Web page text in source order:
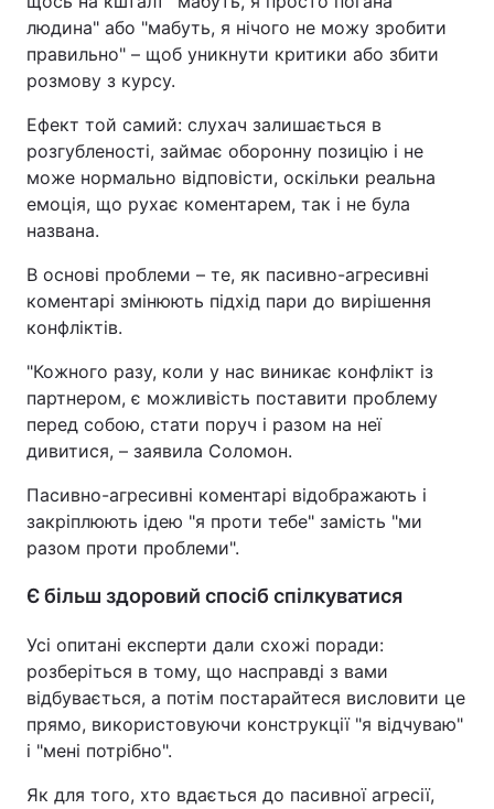
людина" або "мабуть, я нічого не можу зробити
правильно" – щоб уникнути критики або збити
розмову з курсу.
Ефект той самий: слухач залишається в
розгубленості, займає оборонну позицію і не
може нормально відповісти, оскільки реальна
емоція, що рухає коментарем, так і не була
названа.
В основі проблеми – те, як пасивно-агресивні
коментарі змінюють підхід пари до вирішення
конфліктів.
"Кожного разу, коли у нас виникає конфлікт із
партнером, є можливість поставити проблему
перед собою, стати поруч і разом на неї
дивитися, – заявила Соломон.
Пасивно-агресивні коментарі відображають і
закріплюють ідею "я проти тебе" замість "ми
разом проти проблеми".
Є більш здоровий спосіб спілкуватися
Усі опитані експерти дали схожі поради:
розберіться в тому, що насправді з вами
відбувається, а потім постарайтеся висловити це
прямо, використовуючи конструкції "я відчуваю"
і "мені потрібно".
Як для того, хто вдається до пасивної агресії,